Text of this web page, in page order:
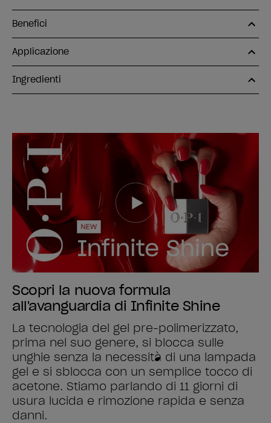
Benefici
Applicazione
Ingredienti
Scopri la nuova formula
all'avanguardia di Infinite Shine
La tecnologia del gel pre-polimerizzato,
prima nel suo genere, si blocca sulle
unghie senza la necessità di una lampada
gel e si sblocca con un semplice tocco di
acetone. Stiamo parlando di 11 giorni di
usura lucida e rimozione rapida e senza
danni.